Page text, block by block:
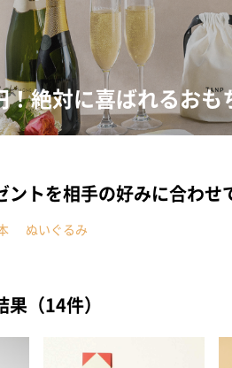
絶対に喜ばれるお
ントを相手の好みに合わせ
ぬいぐるみ
（14件）